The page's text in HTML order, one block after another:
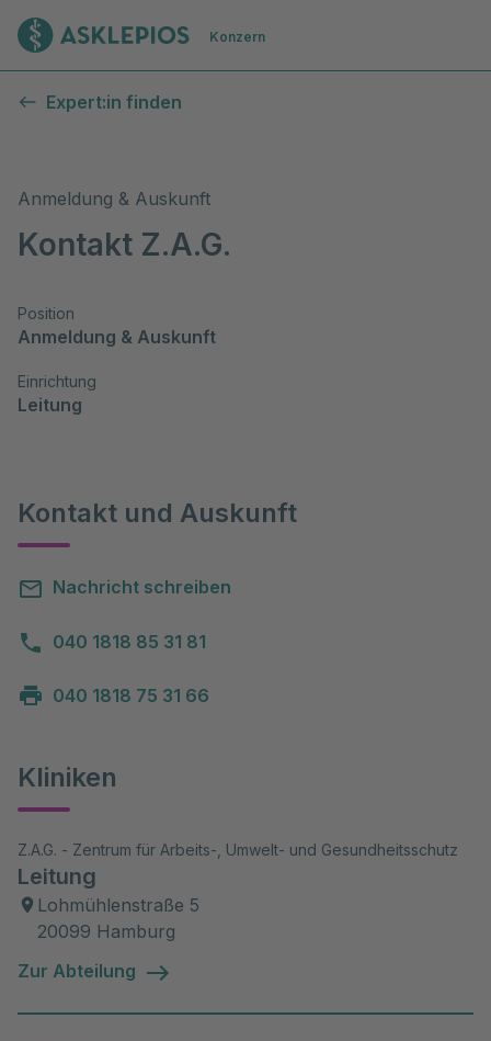
Zur Startseite
Konzern
Expert:in finden
Anmeldung & Auskunft
Kontakt Z.A.G.
Position
Anmeldung & Auskunft
Einrichtung
Leitung
Kontakt und Auskunft
Nachricht schreiben
040 1818 85 31 81
040 1818 75 31 66
Kliniken
Z.A.G. - Zentrum für Arbeits-, Umwelt- und Gesundheitsschutz
Leitung
Lohmühlenstraße 5
20099 Hamburg
Zur Abteilung